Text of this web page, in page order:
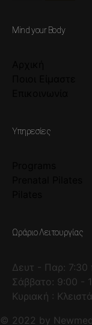
Mind your Body
Υπηρεσίες
Ωράριο Λειτουργίας
Δευτ - Παρ:
Σάββατο: 9:00 -
Κυριακή : Κλειστά
© 2022 by